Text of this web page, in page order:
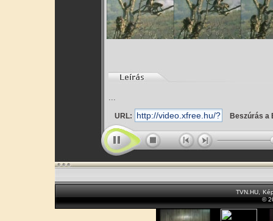
...
URL: Beszúrás a
TVN.HU
©